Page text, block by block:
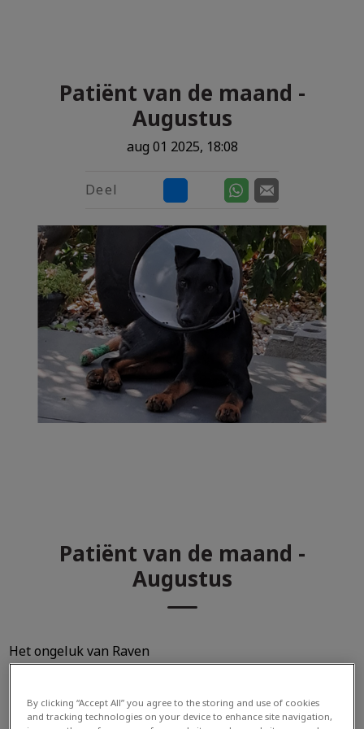
Patiënt van de maand -
Augustus
aug 01 2025, 18:08
Deel
Patiënt van de maand -
Augustus
Het ongeluk van Raven
Onze 6 maanden oude pup Raven, een Westfalen terriër
spelen en weet niet van ophouden. Rond 7 uur in de
By clicking “Accept All” you agree to the storing and use of cookies
and tracking technologies on your device to enhance site navigation,